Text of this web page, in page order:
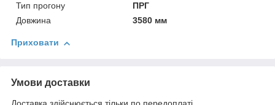
Тип прогону
ПРГ
Довжина
3580 мм
Приховати
Умови доставки